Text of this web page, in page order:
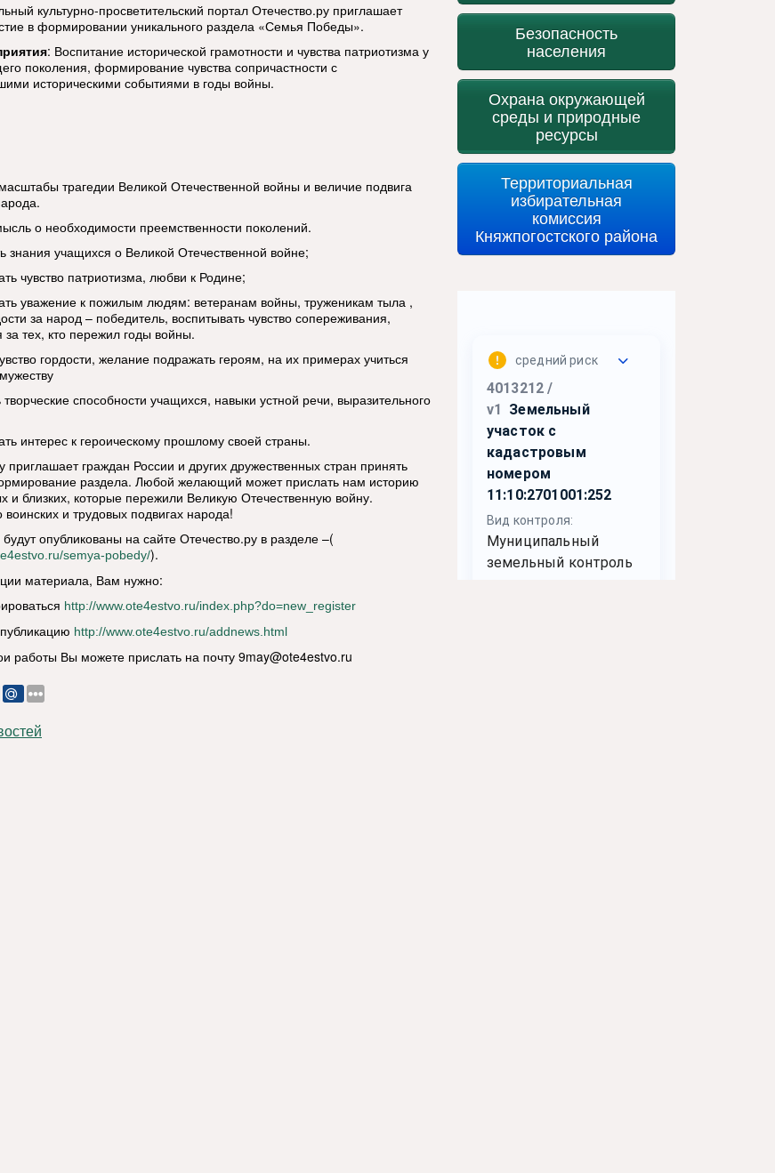
культурно-просветительский портал Отечество.ру приглашает
в формировании уникального раздела «Семья Победы».
: Воспитание исторической грамотности и чувства патриотизма у
поколения, формирование чувства сопричастности с
историческими событиями в годы войны.
трагедии Великой Отечественной войны и величие подвига
о необходимости преемственности поколений.
знания учащихся о Великой Отечественной войне;
чувство патриотизма, любви к Родине;
уважение к пожилым людям: ветеранам войны, труженикам тыла ,
за народ – победитель, воспитывать чувство сопереживания,
за тех, кто пережил годы войны.
гордости, желание подражать героям, на их примерах учиться
творческие способности учащихся, навыки устной речи, выразительного
интерес к героическому прошлому своей страны.
приглашает граждан России и других дружественных стран принять
раздела. Любой желающий может прислать нам историю
и близких, которые пережили Великую Отечественную войну.
воинских и трудовых подвигах народа!
опубликованы на сайте Отечество.ру в разделе –(
semya-pobedy/).
материала, Вам нужно:
http://www.ote4estvo.ru/index.php?do=new_register
http://www.ote4estvo.ru/addnews.html
работы Вы можете прислать на почту 9may@ote4estvo.ru
Безопасность
населения
Охрана окружающей
среды и природные
ресурсы
Территориальная
избирательная
комиссия
Княжпогостского района